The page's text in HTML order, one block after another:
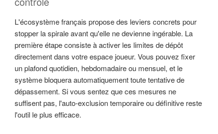
L'écosystème français propose des leviers concrets pour
stopper la spirale avant qu'elle ne devienne ingérable. La
première étape consiste à activer les limites de dépôt
directement dans votre espace joueur. Vous pouvez fixer
un plafond quotidien, hebdomadaire ou mensuel, et le
système bloquera automatiquement toute tentative de
dépassement. Si vous sentez que ces mesures ne
suffisent pas, l'auto-exclusion temporaire ou définitive reste
l'outil le plus efficace.